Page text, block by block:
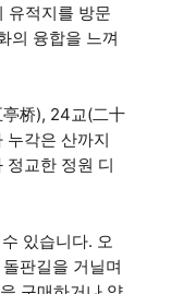
유적지를 방문
의 융합을 느껴
桥), 24교(二十
누각은 산까지
교한 정원 디
있습니다. 오
판길을 거닐며